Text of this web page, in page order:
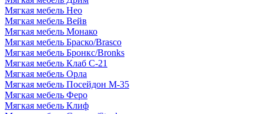
Мягкая мебель Нео
Мягкая мебель Вейв
Мягкая мебель Монако
Мягкая мебель Браско/Brasco
Мягкая мебель Бронкс/Bronks
Мягкая мебель Клаб С-21
Мягкая мебель Орла
Мягкая мебель Посейдон М-35
Мягкая мебель Феро
Мягкая мебель Клиф